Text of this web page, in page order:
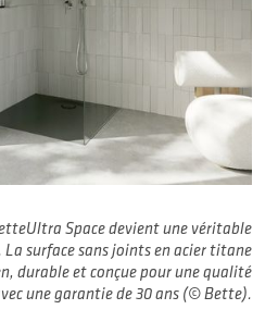
Space devient une véritable
surface sans joints en acier titane
durable et conçue pour une qualité
une garantie de 30 ans (© Bette).